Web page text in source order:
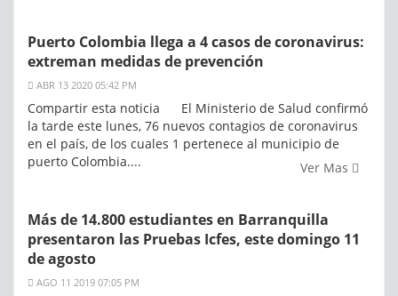
Puerto Colombia llega a 4 casos de coronavirus:
extreman medidas de prevención
ABR 13 2020 05:42 PM
Compartir esta noticia El Ministerio de Salud confirmó
la tarde este lunes, 76 nuevos contagios de coronavirus
en el país, de los cuales 1 pertenece al municipio de
puerto Colombia....
Ver Mas
Más de 14.800 estudiantes en Barranquilla
presentaron las Pruebas Icfes, este domingo 11
de agosto
AGO 11 2019 07:05 PM